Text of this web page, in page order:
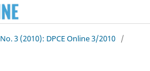
3 (2010): DPCE Online 3/2010 /